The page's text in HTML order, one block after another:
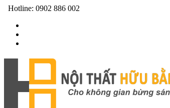
Hotline: 0902 886 002